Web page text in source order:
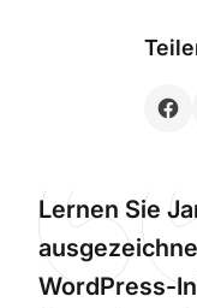
Lernen Sie
WordPress-